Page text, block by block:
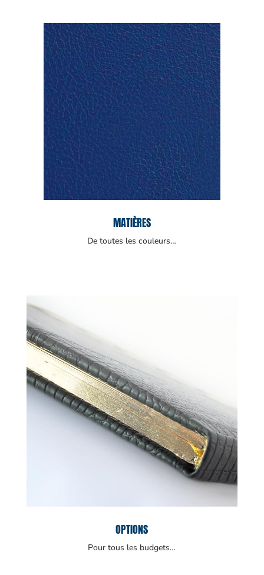
MATIÈRES
De toutes les couleurs…
OPTIONS
Pour tous les budgets…